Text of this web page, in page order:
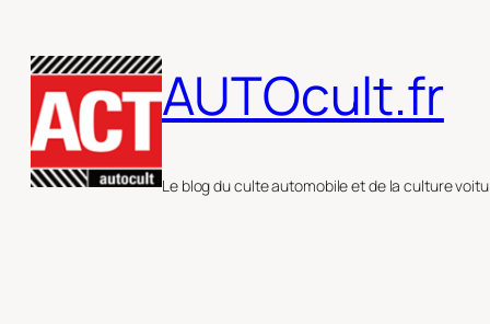
au
contenu
AUTOcult.fr
Le blog du culte automobile et de la culture